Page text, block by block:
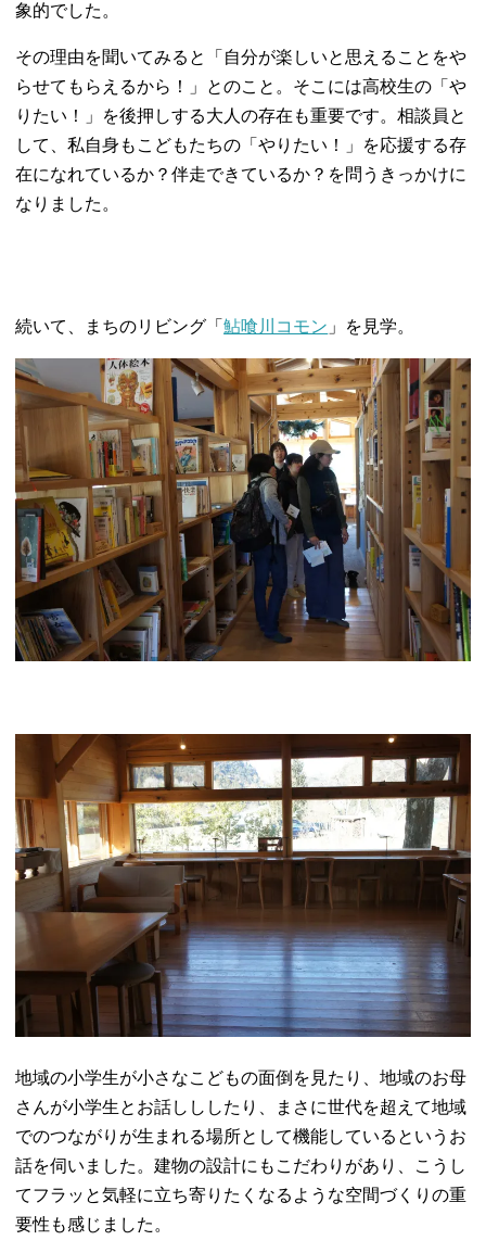
象的でした。
その理由を聞いてみると「自分が楽しいと思えることをや
らせてもらえるから！」とのこと。そこには高校生の「や
りたい！」を後押しする大人の存在も重要です。相談員と
して、私自身もこどもたちの「やりたい！」を応援する存
在になれているか？伴走できているか？を問うきっかけに
なりました。
続いて、まちのリビング「鮎喰川コモン 」を見学。
地域の小学生が小さなこどもの面倒を見たり、地域のお母
さんが小学生とお話しししたり、まさに世代を超えて地域
でのつながりが生まれる場所として機能しているというお
話を伺いました。建物の設計にもこだわりがあり、こうし
てフラッと気軽に立ち寄りたくなるような空間づくりの重
要性も感じました。